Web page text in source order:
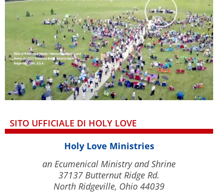
SITO UFFICIALE DI HOLY LOVE
Holy Love Ministries
an Ecumenical Ministry and Shrine
37137 Butternut Ridge Rd.
North Ridgeville, Ohio 44039